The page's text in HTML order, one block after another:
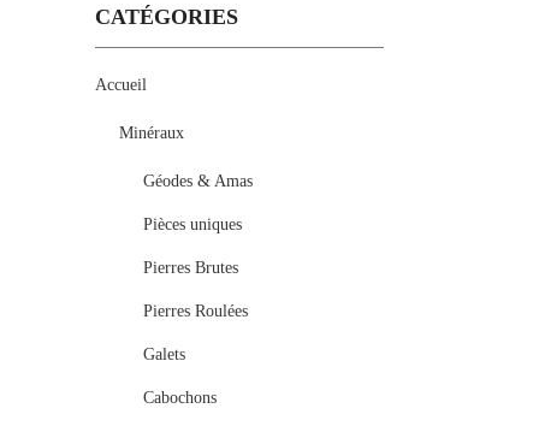
CATÉGORIES
Accueil
Minéraux
Géodes & Amas
Pièces uniques
Pierres Brutes
Pierres Roulées
Galets
Cabochons